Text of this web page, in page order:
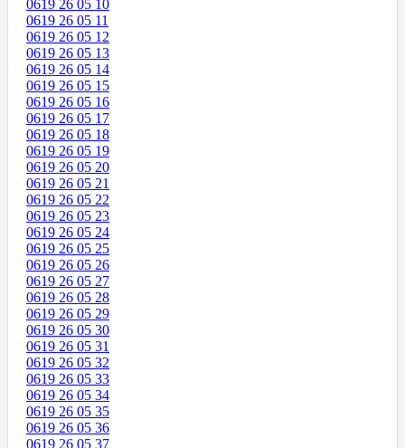
0619 26 05 10
0619 26 05 11
0619 26 05 12
0619 26 05 13
0619 26 05 14
0619 26 05 15
0619 26 05 16
0619 26 05 17
0619 26 05 18
0619 26 05 19
0619 26 05 20
0619 26 05 21
0619 26 05 22
0619 26 05 23
0619 26 05 24
0619 26 05 25
0619 26 05 26
0619 26 05 27
0619 26 05 28
0619 26 05 29
0619 26 05 30
0619 26 05 31
0619 26 05 32
0619 26 05 33
0619 26 05 34
0619 26 05 35
0619 26 05 36
0619 26 05 37